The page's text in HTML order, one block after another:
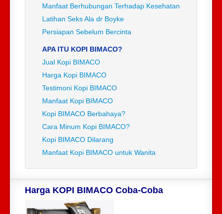
Manfaat Berhubungan Terhadap Kesehatan
Latihan Seks Ala dr Boyke
Persiapan Sebelum Bercinta
APA ITU KOPI BIMACO?
Jual Kopi BIMACO
Harga Kopi BIMACO
Testimoni Kopi BIMACO
Manfaat Kopi BIMACO
Kopi BIMACO Berbahaya?
Cara Minum Kopi BIMACO?
Kopi BIMACO Dilarang
Manfaat Kopi BIMACO untuk Wanita
Harga KOPI BIMACO Coba-Coba